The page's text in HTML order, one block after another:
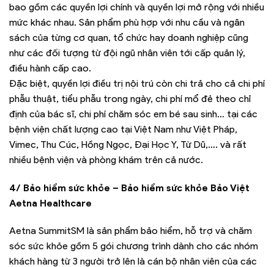
bao gồm các quyền lợi chính và quyền lợi mở rộng với nhiều
mức khác nhau. Sản phẩm phù hợp với nhu cầu và ngân
sách của từng cơ quan, tổ chức hay doanh nghiệp cũng
như các đối tượng từ đội ngũ nhân viên tới cấp quản lý,
điều hành cấp cao.
Đặc biệt, quyền lợi điều trị nội trú còn chi trả cho cả chi phí
phẫu thuật, tiểu phẫu trong ngày, chi phí mổ đẻ theo chỉ
định của bác sĩ, chi phí chăm sóc em bé sau sinh… tại các
bệnh viện chất lượng cao tại Việt Nam như Việt Pháp,
Vimec, Thu Cúc, Hồng Ngọc, Đại Học Y, Từ Dũ,…. và rất
nhiều bệnh viện và phòng khám trên cả nước.
4/ Bảo hiểm sức khỏe – Bảo hiểm sức khỏe Bảo Việt
Aetna Healthcare
Aetna SummitSM là sản phẩm bảo hiểm, hỗ trợ và chăm
sóc sức khỏe gồm 5 gói chương trình dành cho các nhóm
khách hàng từ 3 người trở lên là cán bộ nhân viên của các